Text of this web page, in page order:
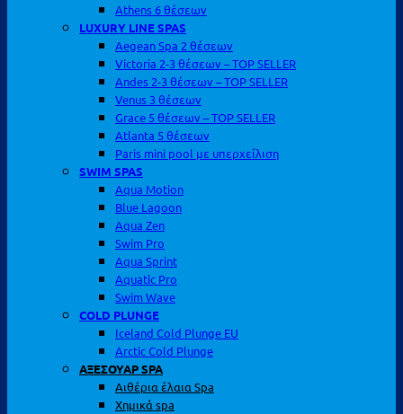
Athens 6 θέσεων
LUXURY LINE SPAS
Aegean Spa 2 θέσεων
Victoria 2-3 θέσεων – TOP SELLER
Andes 2-3 θέσεων – TOP SELLER
Venus 3 θέσεων
Grace 5 θέσεων – TOP SELLER
Atlanta 5 θέσεων
Paris mini pool με υπερχείλιση
SWIM SPAS
Aqua Motion
Blue Lagoon
Aqua Zen
Swim Pro
Aqua Sprint
Aquatic Pro
Swim Wave
COLD PLUNGE
Iceland Cold Plunge EU
Arctic Cold Plunge
ΑΞΕΣΟΥΑΡ SPA
Αιθέρια έλαια Spa
Χημικά spa